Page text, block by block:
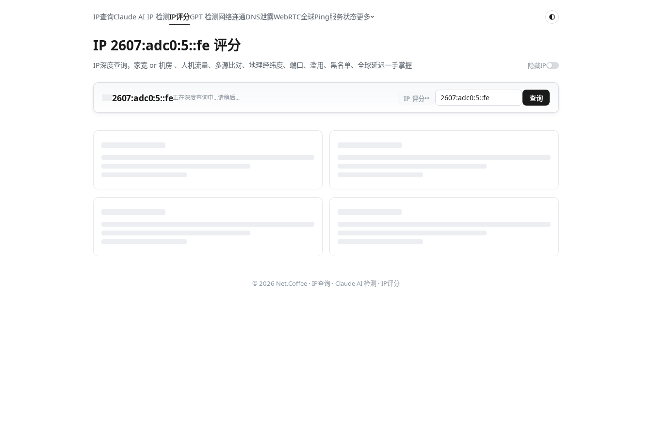
IP查询Claude AI IP 检测IP评分GPT 检测网络连通DNS泄露WebRTC全球Ping服务状态更多
IP 2607:adc0:5::fe 评分
IP深度查询，家宽 or 机房 、人机流量、多源比对、地理经纬度、端口、滥用、黑名单、全球延迟一手掌握 隐藏IP
2607:adc0:5::fe正在深度查询中...请稍后... IP 评分·· 查询
© 2026 Net.Coffee · IP查询 · Claude AI 检测 · IP评分